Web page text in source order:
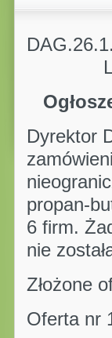
Dyrektor
propan-
6 firm.
nie
Złożone
Oferta nr